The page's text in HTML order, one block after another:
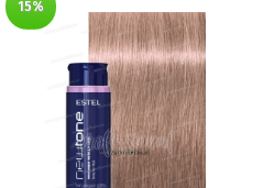
15%